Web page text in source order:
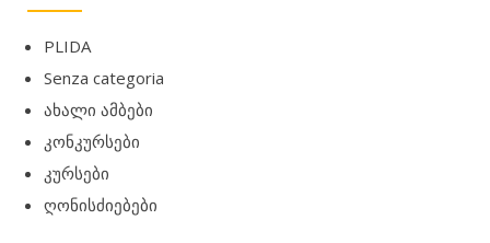
PLIDA
Senza categoria
ახალი ამბები
კონკურსები
კურსები
ღონისძიებები